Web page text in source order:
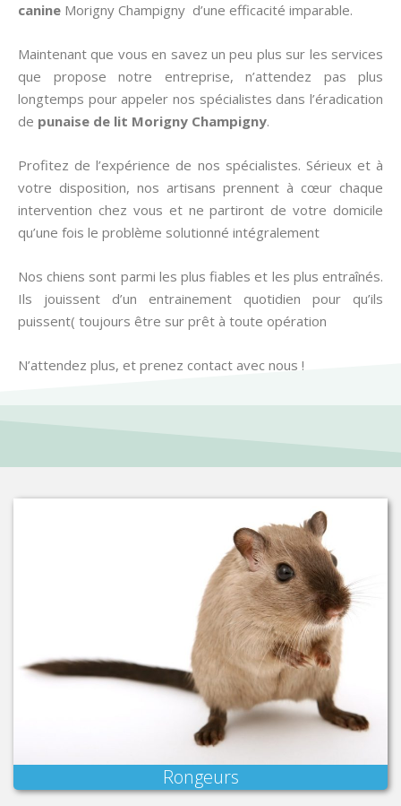
canine Morigny Champigny d’une efficacité imparable.
Maintenant que vous en savez un peu plus sur les services
que propose notre entreprise, n’attendez pas plus
longtemps pour appeler nos spécialistes dans l’éradication
de punaise de lit Morigny Champigny.
Profitez de l’expérience de nos spécialistes. Sérieux et à
votre disposition, nos artisans prennent à cœur chaque
intervention chez vous et ne partiront de votre domicile
qu’une fois le problème solutionné intégralement
Nos chiens sont parmi les plus fiables et les plus entraînés.
Ils jouissent d’un entrainement quotidien pour qu’ils
puissent( toujours être sur prêt à toute opération
N’attendez plus, et prenez contact avec nous !
Rongeurs